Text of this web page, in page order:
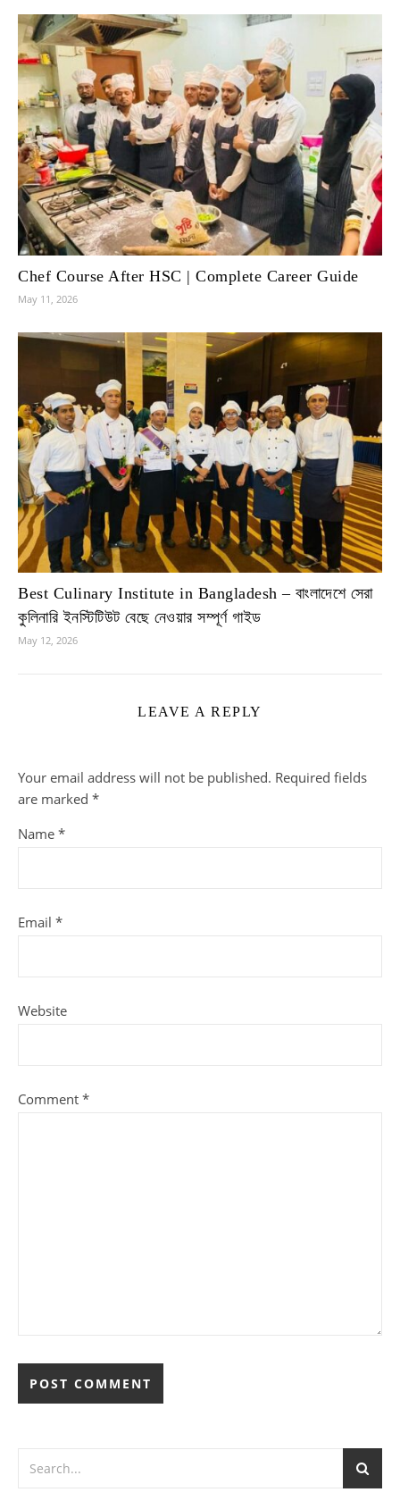
Chef Course After HSC | Complete Career Guide
May 11, 2026
Best Culinary Institute in Bangladesh – বাংলাদেশে সেরা
কুলিনারি ইনস্টিটিউট বেছে নেওয়ার সম্পূর্ণ গাইড
May 12, 2026
LEAVE A REPLY
Your email address will not be published. Required fields
are marked *
Name *
Email *
Website
Comment *